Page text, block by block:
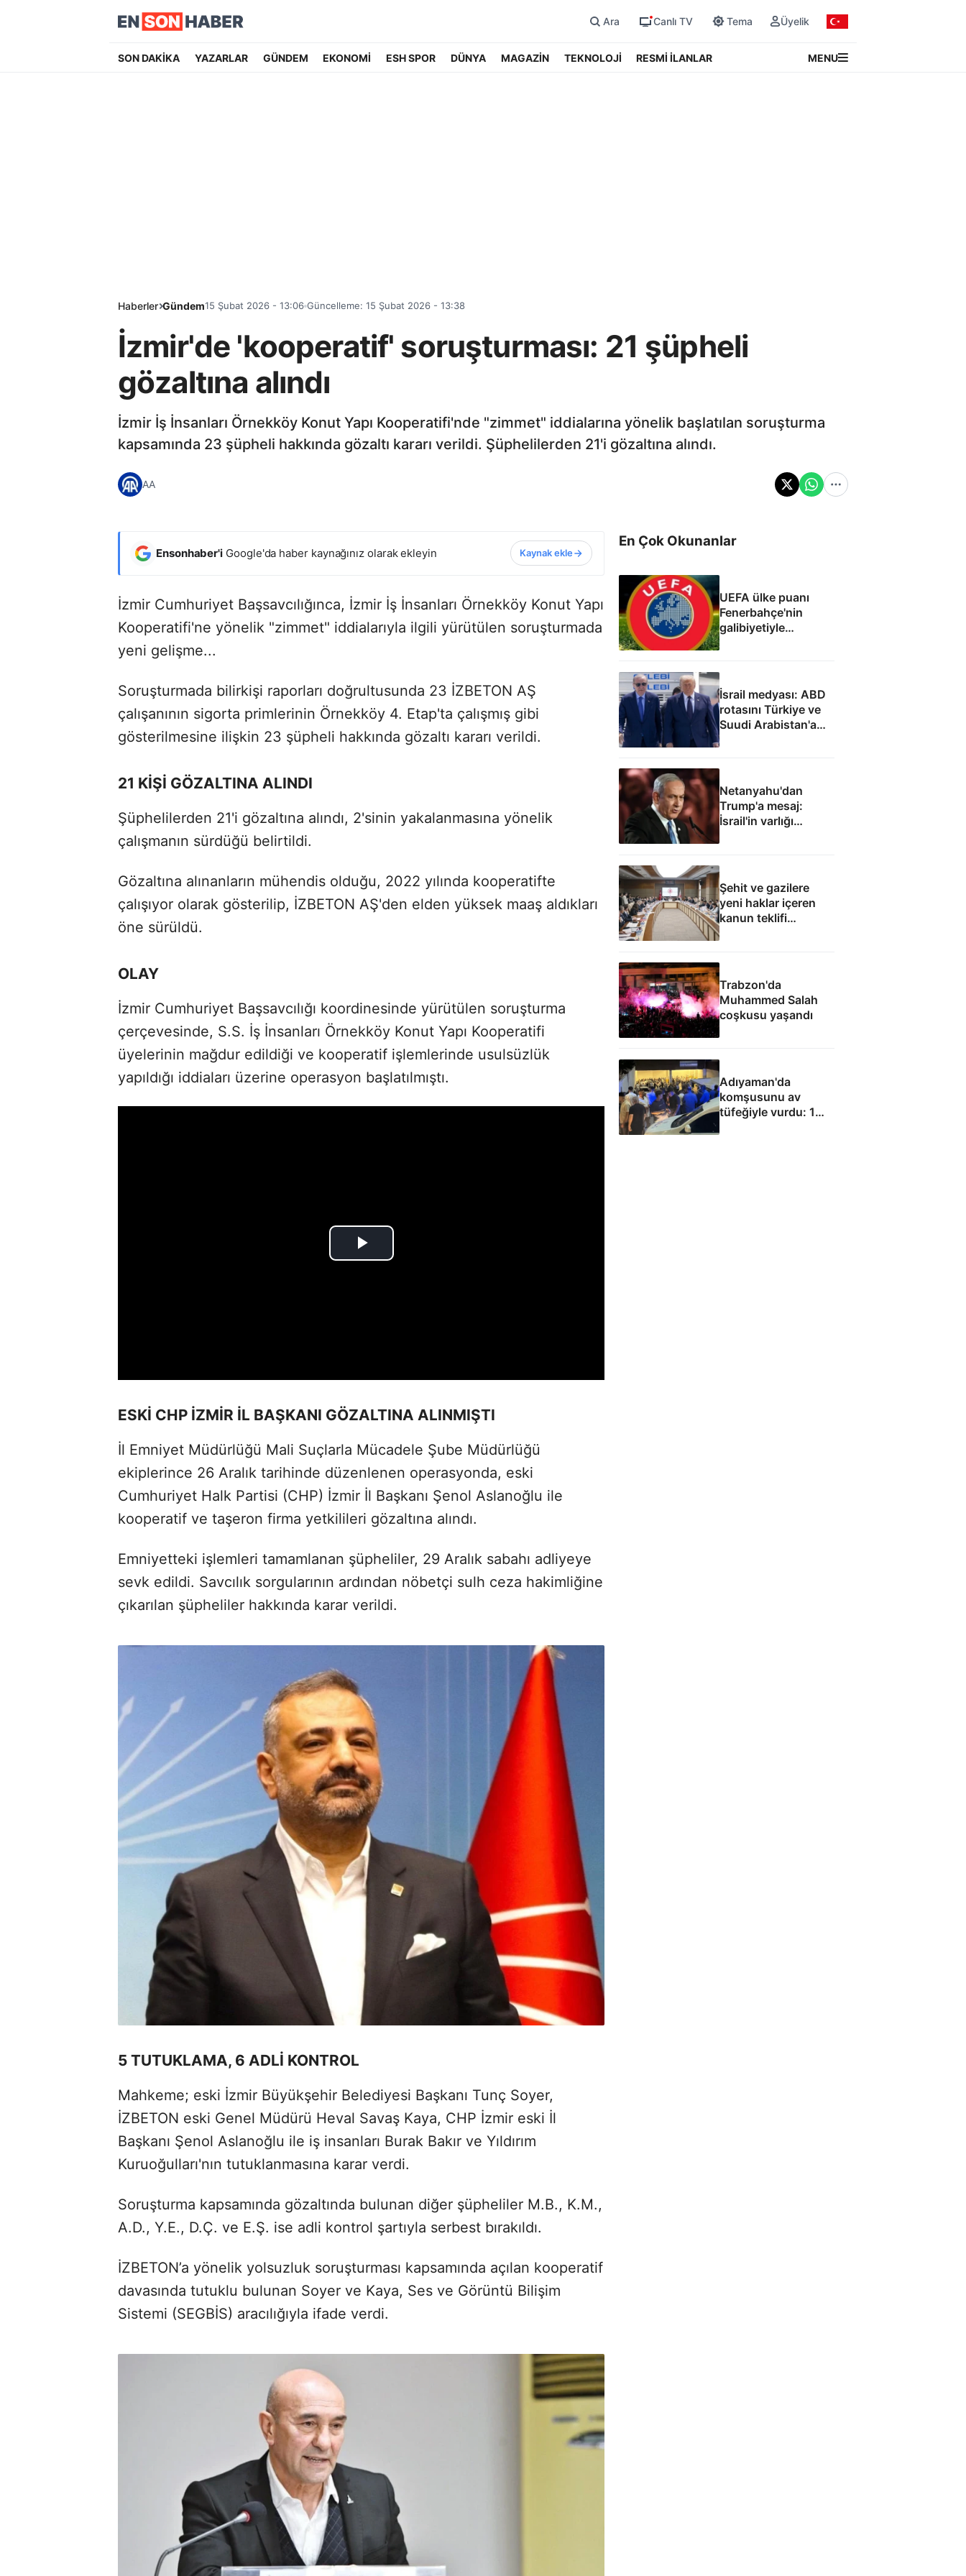
Ara Canlı TV Tema Üyelik
SON DAKİKA YAZARLAR GÜNDEM EKONOMİ ESH SPOR DÜNYA MAGAZİN TEKNOLOJİ RESMİ İLANLAR MENU
Haberler Gündem15 Şubat 2026 - 13:06 Güncelleme: 15 Şubat 2026 - 13:38
İzmir'de 'kooperatif' soruşturması: 21 şüpheli
gözaltına alındı
İzmir İş İnsanları Örnekköy Konut Yapı Kooperatifi'nde "zimmet" iddialarına yönelik başlatılan soruşturma
kapsamında 23 şüpheli hakkında gözaltı kararı verildi. Şüphelilerden 21'i gözaltına alındı.
AA
Ensonhaber'i Google'da haber kaynağınız olarak ekleyin Kaynak ekle
İzmir Cumhuriyet Başsavcılığınca, İzmir İş İnsanları Örnekköy Konut Yapı
Kooperatifi'ne yönelik "zimmet" iddialarıyla ilgili yürütülen soruşturmada
yeni gelişme...
Soruşturmada bilirkişi raporları doğrultusunda 23 İZBETON AŞ
çalışanının sigorta primlerinin Örnekköy 4. Etap'ta çalışmış gibi
gösterilmesine ilişkin 23 şüpheli hakkında gözaltı kararı verildi.
21 KİŞİ GÖZALTINA ALINDI
Şüphelilerden 21'i gözaltına alındı, 2'sinin yakalanmasına yönelik
çalışmanın sürdüğü belirtildi.
Gözaltına alınanların mühendis olduğu, 2022 yılında kooperatifte
çalışıyor olarak gösterilip, İZBETON AŞ'den elden yüksek maaş aldıkları
öne sürüldü.
OLAY
İzmir Cumhuriyet Başsavcılığı koordinesinde yürütülen soruşturma
çerçevesinde, S.S. İş İnsanları Örnekköy Konut Yapı Kooperatifi
üyelerinin mağdur edildiği ve kooperatif işlemlerinde usulsüzlük
yapıldığı iddiaları üzerine operasyon başlatılmıştı.
ESKİ CHP İZMİR İL BAŞKANI GÖZALTINA ALINMIŞTI
İl Emniyet Müdürlüğü Mali Suçlarla Mücadele Şube Müdürlüğü
ekiplerince 26 Aralık tarihinde düzenlenen operasyonda, eski
Cumhuriyet Halk Partisi (CHP) İzmir İl Başkanı Şenol Aslanoğlu ile
kooperatif ve taşeron firma yetkilileri gözaltına alındı.
Emniyetteki işlemleri tamamlanan şüpheliler, 29 Aralık sabahı adliyeye
sevk edildi. Savcılık sorgularının ardından nöbetçi sulh ceza hakimliğine
çıkarılan şüpheliler hakkında karar verildi.
5 TUTUKLAMA, 6 ADLİ KONTROL
Mahkeme; eski İzmir Büyükşehir Belediyesi Başkanı Tunç Soyer,
İZBETON eski Genel Müdürü Heval Savaş Kaya, CHP İzmir eski İl
Başkanı Şenol Aslanoğlu ile iş insanları Burak Bakır ve Yıldırım
Kuruoğulları'nın tutuklanmasına karar verdi.
Soruşturma kapsamında gözaltında bulunan diğer şüpheliler M.B., K.M.,
A.D., Y.E., D.Ç. ve E.Ş. ise adli kontrol şartıyla serbest bırakıldı.
İZBETON’a yönelik yolsuzluk soruşturması kapsamında açılan kooperatif
davasında tutuklu bulunan Soyer ve Kaya, Ses ve Görüntü Bilişim
Sistemi (SEGBİS) aracılığıyla ifade verdi.
En Çok Okunanlar
UEFA ülke puanı
Fenerbahçe'nin
galibiyetiyle
güncellendi
İsrail medyası: ABD
rotasını Türkiye ve
Suudi Arabistan'a
çevirdi
Netanyahu'dan
Trump'a mesaj:
İsrail'in varlığı
Şehit ve gazilere
yeni haklar içeren
kanun teklifi
komisyondan geçti
Trabzon'da
Muhammed Salah
coşkusu yaşandı
Adıyaman'da
komşusunu av
tüfeğiyle vurdu: 1